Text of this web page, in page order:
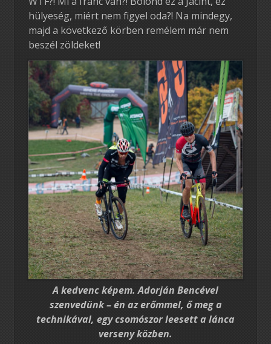
hülyeség, miért nem figyel oda?! Na mindegy,
majd a következő körben remélem már nem
beszél zöldeket!
A kedvenc képem. Adorján Bencével
szenvedünk – én az erőmmel, ő meg a
technikával, egy csomószor leesett a lánca
verseny közben.